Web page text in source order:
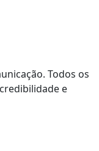
Todos os
e